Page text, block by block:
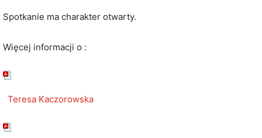
Spotkanie ma charakter otwarty.
Więcej informacji o :
Teresa Kaczorowska